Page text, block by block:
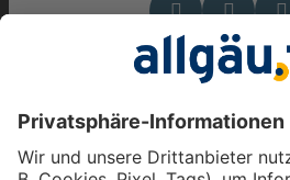
Das könnte Dich